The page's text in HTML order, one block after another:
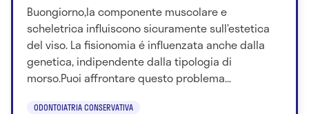
Buongiorno,la componente muscolare e
scheletrica influiscono sicuramente sull’estetica
del viso. La fisionomia é influenzata anche dalla
genetica, indipendente dalla tipologia di
morso.Puoi affrontare questo problema...
ODONTOIATRIA CONSERVATIVA